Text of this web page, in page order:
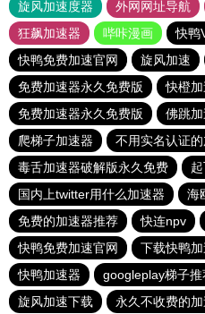
旋风加速度器
外网网址导航
狂飙加速器
哔咔漫画 快鸭
快鸭免费加速官网
旋风加速
免费加速器永久免费版
快橙
免费加速器永久免费版
佛跳
爬梯子加速器
不用实名认证
毒舌加速器破解版永久免费
国内上twitter用什么加速器
海
免费的加速器推荐
快连npv
快鸭免费加速官网
下载快鸭
快鸭加速器
googleplay梯子推
旋风加速下载
永久不收费的